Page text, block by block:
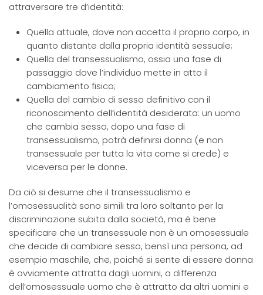
attraversare tre d’identità:
Quella attuale, dove non accetta il proprio corpo, in
quanto distante dalla propria identità sessuale;
Quella del transessualismo, ossia una fase di
passaggio dove l’individuo mette in atto il
cambiamento fisico;
Quella del cambio di sesso definitivo con il
riconoscimento dell’identità desiderata: un uomo
che cambia sesso, dopo una fase di
transessualismo, potrà definirsi donna (e non
transessuale per tutta la vita come si crede) e
viceversa per le donne.
Da ciò si desume che il transessualismo e
l’omosessualità sono simili tra loro soltanto per la
discriminazione subita dalla società, ma è bene
specificare che un transessuale non è un omosessuale
che decide di cambiare sesso, bensì una persona, ad
esempio maschile, che, poiché si sente di essere donna
è ovviamente attratta dagli uomini, a differenza
dell’omosessuale uomo che è attratto da altri uomini e